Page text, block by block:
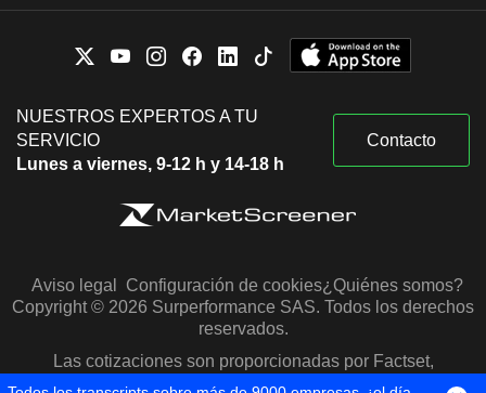
NUESTROS EXPERTOS A TU
SERVICIO
Lunes a viernes, 9-12 h y 14-18 h
Contacto
Aviso legal Configuración de cookies¿Quiénes somos?
Copyright © 2026 Surperformance SAS. Todos los derechos
reservados.
Las cotizaciones son proporcionadas por Factset,
Morningstar y S&P Capital IQ